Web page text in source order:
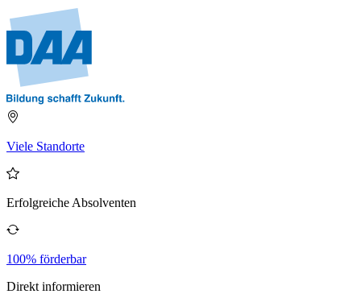
Viele Standorte
Erfolgreiche Absolventen
100% förderbar
Direkt informieren